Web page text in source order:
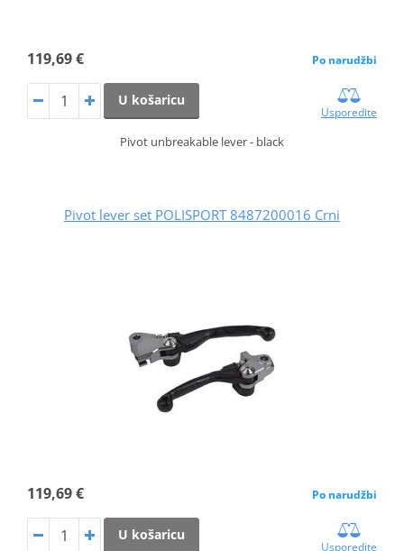
119,69 € Po narudžbi
U košaricu
Usporedite
Pivot unbreakable lever - black
Pivot lever set POLISPORT 8487200016 Crni
119,69 € Po narudžbi
U košaricu
Usporedite